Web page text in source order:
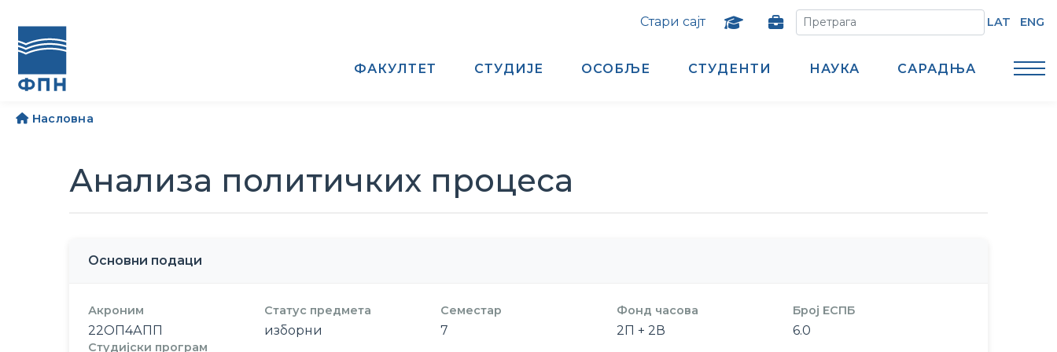
Стари сајт LAT ENG
ФАКУЛТЕТ СТУДИЈЕ ОСОБЉЕ СТУДЕНТИ НАУКА САРАДЊА
Насловна
Анализа политичких процеса
Основни подаци
Акроним
22ОП4АПП
Статус предмета
изборни
Семестар
7
Фонд часова
2П + 2В
Број ЕСПБ
6.0
Студијски програм